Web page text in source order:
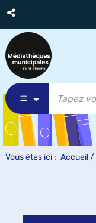
Vous êtes ici : Accueil /